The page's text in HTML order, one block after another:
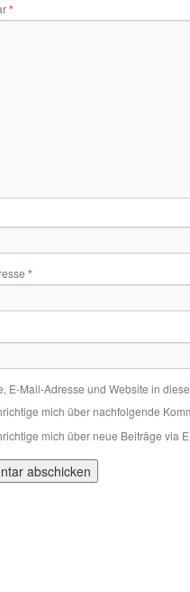
*
*
E-Mail-Adresse und Website in
mich über nachfolgende
mich über neue Beiträge via